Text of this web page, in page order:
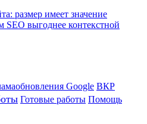
размер имеет значение
SEO выгоднее контекстной
обновления Google ВКР
Готовые работы Помощь